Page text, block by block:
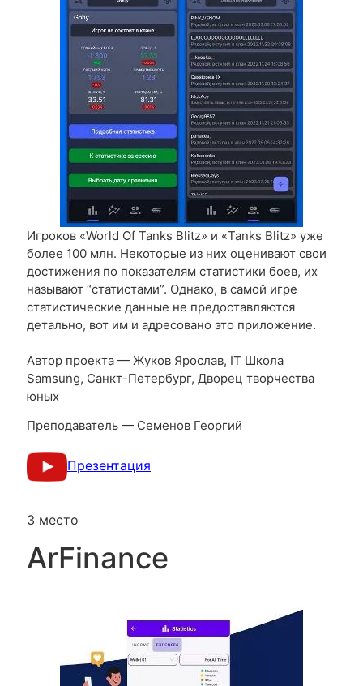
Игроков «World Of Tanks Blitz» и «Tanks Blitz» уже
более 100 млн. Некоторые из них оценивают свои
достижения по показателям статистики боев, их
называют “статистами”. Однако, в самой игре
статистические данные не предоставляются
детально, вот им и адресовано это приложение.
Автор проекта — Жуков Ярослав, IT Школа
Samsung, Санкт-Петербург, Дворец творчества
юных
Преподаватель — Семенов Георгий
Презентация
3 место
ArFinance